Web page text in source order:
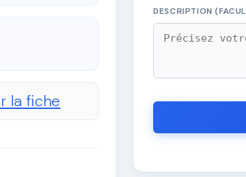
la fiche
DESCRIPTION